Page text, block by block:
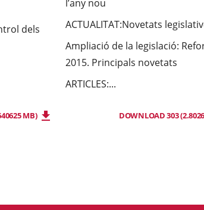
dels
MB)
l’any nou
ACTUALITAT:Novetats
Ampliació de la legislació:
2015. Principals novetats
ARTICLES:...
DOWNLOAD 303